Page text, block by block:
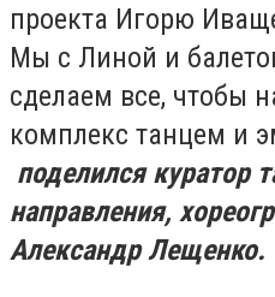
проекта Игорю
Мы с Линой и
сделаем все, чтобы
комплекс танцем и
поделился куратор
направления,
Александр Лещенко.